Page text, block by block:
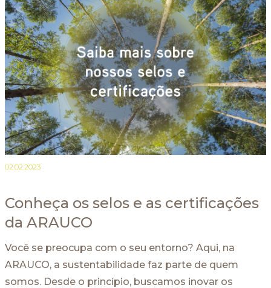
02.02.2023
Conheça os selos e as certificações
da ARAUCO
Você se preocupa com o seu entorno? Aqui, na
ARAUCO, a sustentabilidade faz parte de quem
somos. Desde o princípio, buscamos inovar os